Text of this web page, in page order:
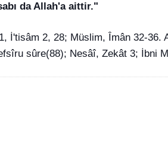
da Allah'a aittir."
İ'tisâm 2, 28; Müslim, Îmân 32-36.
sûre(88); Nesâî, Zekât 3; İbni